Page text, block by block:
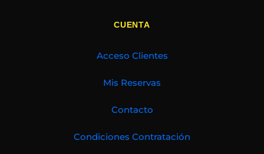
CUENTA
Acceso Clientes
Mis Reservas
Contacto
Condiciones Contratación